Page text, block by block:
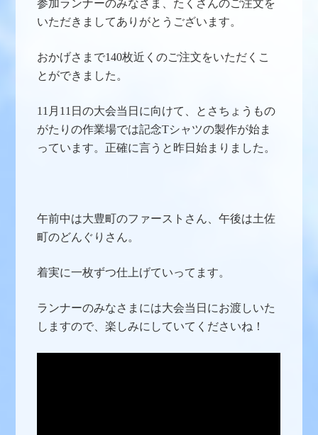
参加ランナーのみなさま、たくさんのご注文を
いただきましてありがとうございます。
おかげさまで140枚近くのご注文をいただくこ
とができました。
11月11日の大会当日に向けて、とさちょうもの
がたりの作業場では記念Tシャツの製作が始ま
っています。正確に言うと昨日始まりました。
午前中は大豊町のファーストさん、午後は土佐
町のどんぐりさん。
着実に一枚ずつ仕上げていってます。
ランナーのみなさまには大会当日にお渡しいた
しますので、楽しみにしていてくださいね！